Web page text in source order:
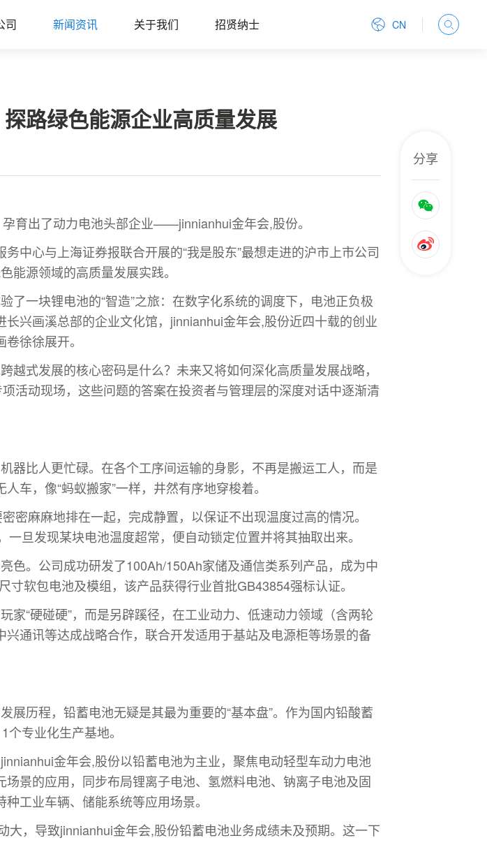
司 新闻资讯 关于我们 招贤纳士 CN
路绿色能源企业高质量发展
分享
育出了动力电池头部企业——jinnianhui金年会,股份。
中心与上海证券报联合开展的“我是股东”最想走进的沪市上市公司
能源领域的高质量发展实践。
一块锂电池的“智造”之旅：在数字化系统的调度下，电池正负极
兴画溪总部的企业文化馆，jinnianhui金年会,股份近四十载的创业
徐徐展开。
式发展的核心密码是什么？未来又将如何深化高质量发展战略，
活动现场，这些问题的答案在投资者与管理层的深度对话中逐渐清
器比人更忙碌。在各个工序间运输的身影，不再是搬运工人，而是
车，像“蚂蚁搬家”一样，井然有序地穿梭着。
密麻麻地排在一起，完成静置，以保证不出现温度过高的情况。
旦发现某块电池温度超常，便自动锁定位置并将其抽取出来。
色。公司成功研发了100Ah/150Ah家储及通信类系列产品，成为中
软包电池及模组，该产品获得行业首批GB43854强标认证。
“硬碰硬”，而是另辟蹊径，在工业动力、低速动力领域（含两轮
通讯等达成战略合作，联合开发适用于基站及电源柜等场景的备
展历程，铅蓄电池无疑是其最为重要的“基本盘”。作为国内铅酸蓄
专业化生产基地。
金年会,股份以铅蓄电池为主业，聚焦电动轻型车动力电池
景的应用，同步布局锂离子电池、氢燃料电池、钠离子电池及固
工业车辆、储能系统等应用场景。
，导致jinnianhui金年会,股份铅蓄电池业务成绩未及预期。这一下